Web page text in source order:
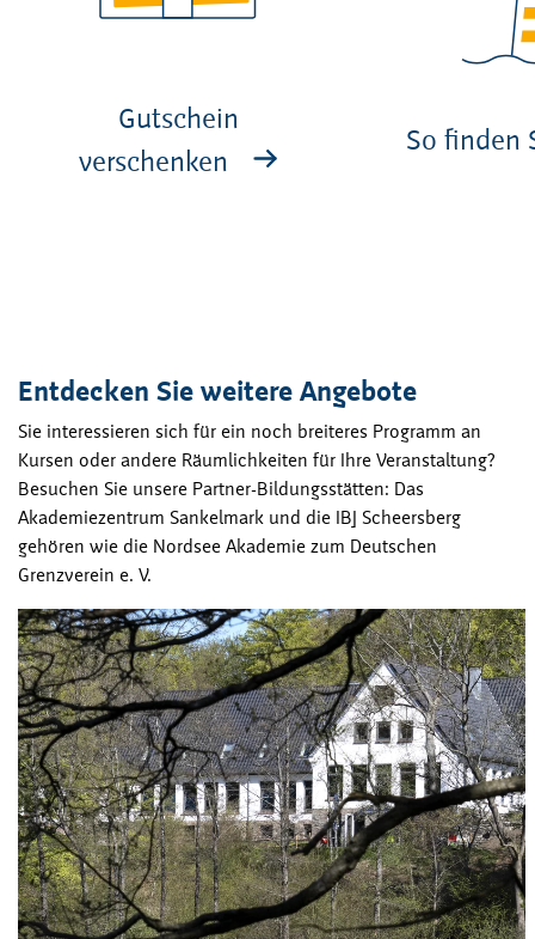
Gutschein
verschenken
So finden
Entdecken Sie weitere Angebote
Sie interessieren sich für ein noch breiteres Programm an
Kursen oder andere Räumlichkeiten für Ihre Veranstaltung?
Besuchen Sie unsere Partner-Bildungsstätten: Das
Akademiezentrum Sankelmark und die IBJ Scheersberg
gehören wie die Nordsee Akademie zum Deutschen
Grenzverein e. V.